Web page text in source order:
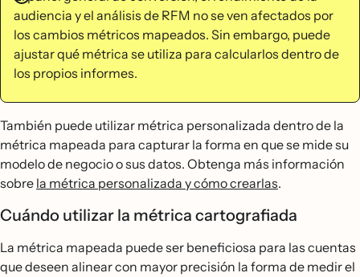
audiencia y el análisis de RFM no se ven afectados por
los cambios métricos mapeados. Sin embargo, puede
ajustar qué métrica se utiliza para calcularlos dentro de
los propios informes.
También puede utilizar métrica personalizada dentro de la
métrica mapeada para capturar la forma en que se mide su
modelo de negocio o sus datos. Obtenga más información
sobre la métrica personalizada y cómo crearlas.
Cuándo utilizar la métrica cartografiada
La métrica mapeada puede ser beneficiosa para las cuentas
que deseen alinear con mayor precisión la forma de medir el